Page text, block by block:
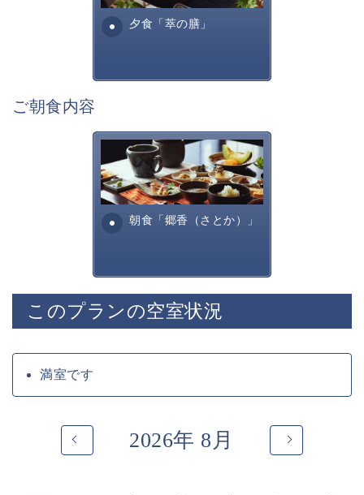
諏訪湖を一望する展望露天風呂
神秘的な諏訪湖を眺めながら寛ぎの時間をお過ごしくだ
■お食事「萃の膳」
旬の美味しく安全な食材を信州諏訪らしい調理方法で提
諏訪の地酒や味噌、醤油といった
自信を持って提供できる調味料を厳選して使用しており
※苦手なものやアレルギー食材については事前にお申し
事メニューをお愉しみいただけます。
・ご夕食「寛ぎの膳」
職人が手間暇かけたお食事になります。
季節ごとに変わる名物の土鍋ご飯や自家製の信州蕎麦も
ございます。
・ご朝食「郷香（さとか）」
田舎を懐かしむような、身体に優しいお食事となってお
夕食「萃の膳」
る萃諏訪湖の料理全...
ご朝食内容
朝食「郷香（さとか）」
田舎を懐かしむような、そし
て身体に優しいお食事内容と
なっております。お粥・出汁
巻きたまご、焼き魚・・...
このプランの空室状況
満室です
2026年 8月